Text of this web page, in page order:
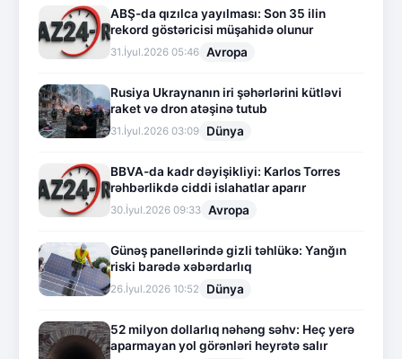
ABŞ-da qızılca yayılması: Son 35 ilin
rekord göstəricisi müşahidə olunur
31.İyul.2026 05:46 Avropa
Rusiya Ukraynanın iri şəhərlərini kütləvi
raket və dron atəşinə tutub
31.İyul.2026 03:09 Dünya
BBVA-da kadr dəyişikliyi: Karlos Torres
rəhbərlikdə ciddi islahatlar aparır
30.İyul.2026 09:33 Avropa
Günəş panellərində gizli təhlükə: Yanğın
riski barədə xəbərdarlıq
26.İyul.2026 10:52 Dünya
52 milyon dollarlıq nəhəng səhv: Heç yerə
aparmayan yol görənləri heyrətə salır